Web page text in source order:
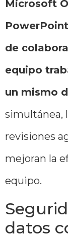
Microsoft
de
equipo
un mismo
simultánea,
revisiones
mejoran la
equipo.
datos